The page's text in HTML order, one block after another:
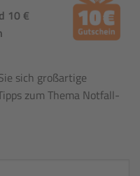
10 €
sich großartige
zum Thema Notfall-